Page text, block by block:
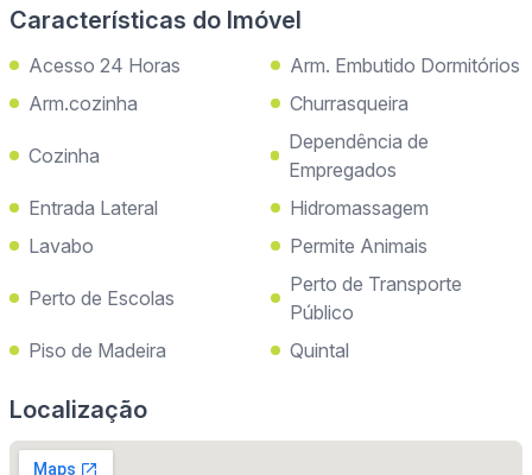
Características do Imóvel
Acesso 24 Horas
Arm. Embutido Dormitórios
Arm.cozinha
Churrasqueira
Cozinha
Dependência de
Empregados
Entrada Lateral
Hidromassagem
Lavabo
Permite Animais
Perto de Escolas
Perto de Transporte
Público
Piso de Madeira
Quintal
Localização